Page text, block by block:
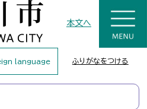
本文へ
language ふりがなをつける